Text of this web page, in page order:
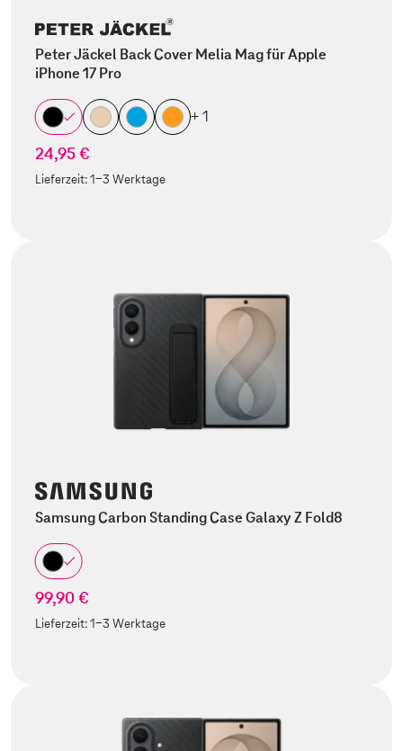
Peter Jäckel Back Cover Melia Mag für Apple
iPhone 17 Pro
+ 1
24,95 €
Lieferzeit:1-3 Werktage
Samsung Carbon Standing Case Galaxy Z Fold8
99,90 €
Lieferzeit:1-3 Werktage